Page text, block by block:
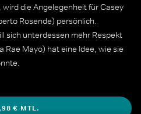
die Angelegenheit für Casey
Rosende) persönlich.
sich unterdessen mehr Respekt
Rae Mayo) hat eine Idee, wie sie
€ MTL.